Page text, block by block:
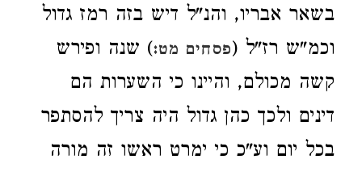
בשאר אבריו, והנ"ל דיש בזה רמז גדול
וכמ"ש רז"ל (פסחים מט:) שנה ופירש
קשה מכולם, והיינו כי השערות הם
דינים ולכך כהן גדול היה צריך להסתפר
בכל יום וע"כ כי ימרט ראשו זה מורה